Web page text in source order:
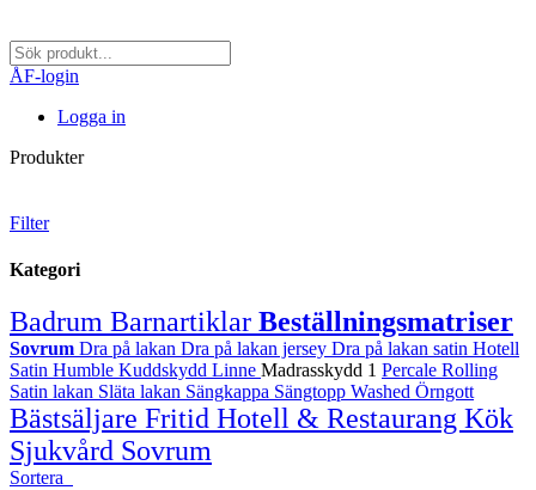
ÅF-login
Logga in
Produkter
Filter
Kategori
Badrum Barnartiklar Beställningsmatriser
Sovrum Dra på lakan Dra på lakan jersey Dra på lakan satin Hotell
Satin Humble Kuddskydd Linne Madrasskydd 1 Percale Rolling
Satin lakan Släta lakan Sängkappa Sängtopp Washed Örngott
Bästsäljare Fritid Hotell & Restaurang Kök
Sjukvård Sovrum
Sortera